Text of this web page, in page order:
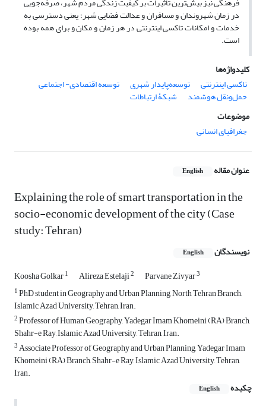
در زمان شهروندان و مسافران و عدالت فضایی شهر؛ یعنی دسترسی به
خدمات و امکانات تاکسی اینترنتی در هر زمان و مکان و برای همه بوده
است.
کلیدواژه‌ها
تاکسی اینترنتی
توسعه‌پایدار شهری توسعه اقتصادی- اجتماعی
حمل‌ونقل هوشمند
شبکۀ ارتباطات
موضوعات
جغرافیای انسانی
عنوان مقاله English
Explaining the role of smart transportation in the
socio-economic development of the city (Case
study: Tehran)
نویسندگان English
Koosha Golkar1 Alireza Estelaji2 Parvane Zivyar3
1PhD student in Geography and Urban Planning, North Tehran Branch,
Islamic Azad University, Tehran, Iran.
2Professor of Human Geography, Yadegar Imam Khomeini (RA) Branch,
Shahr-e Ray, Islamic Azad University, Tehran, Iran.
3Associate Professor of Geography and Urban Planning, Yadegar Imam
Khomeini (RA) Branch, Shahr-e Ray, Islamic Azad University, Tehran,
Iran.
چکیده
English